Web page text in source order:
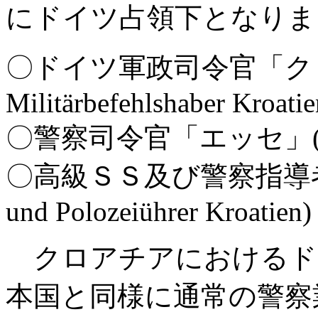
にドイツ占領下となり
〇ドイツ軍政司令官「
Militärbefehlshaber
〇警察司令官「エッセ」
〇高級ＳＳ及び警察指
und Polozeiührer Kroatien)
クロアチアにおける
本国と同様に通常の警